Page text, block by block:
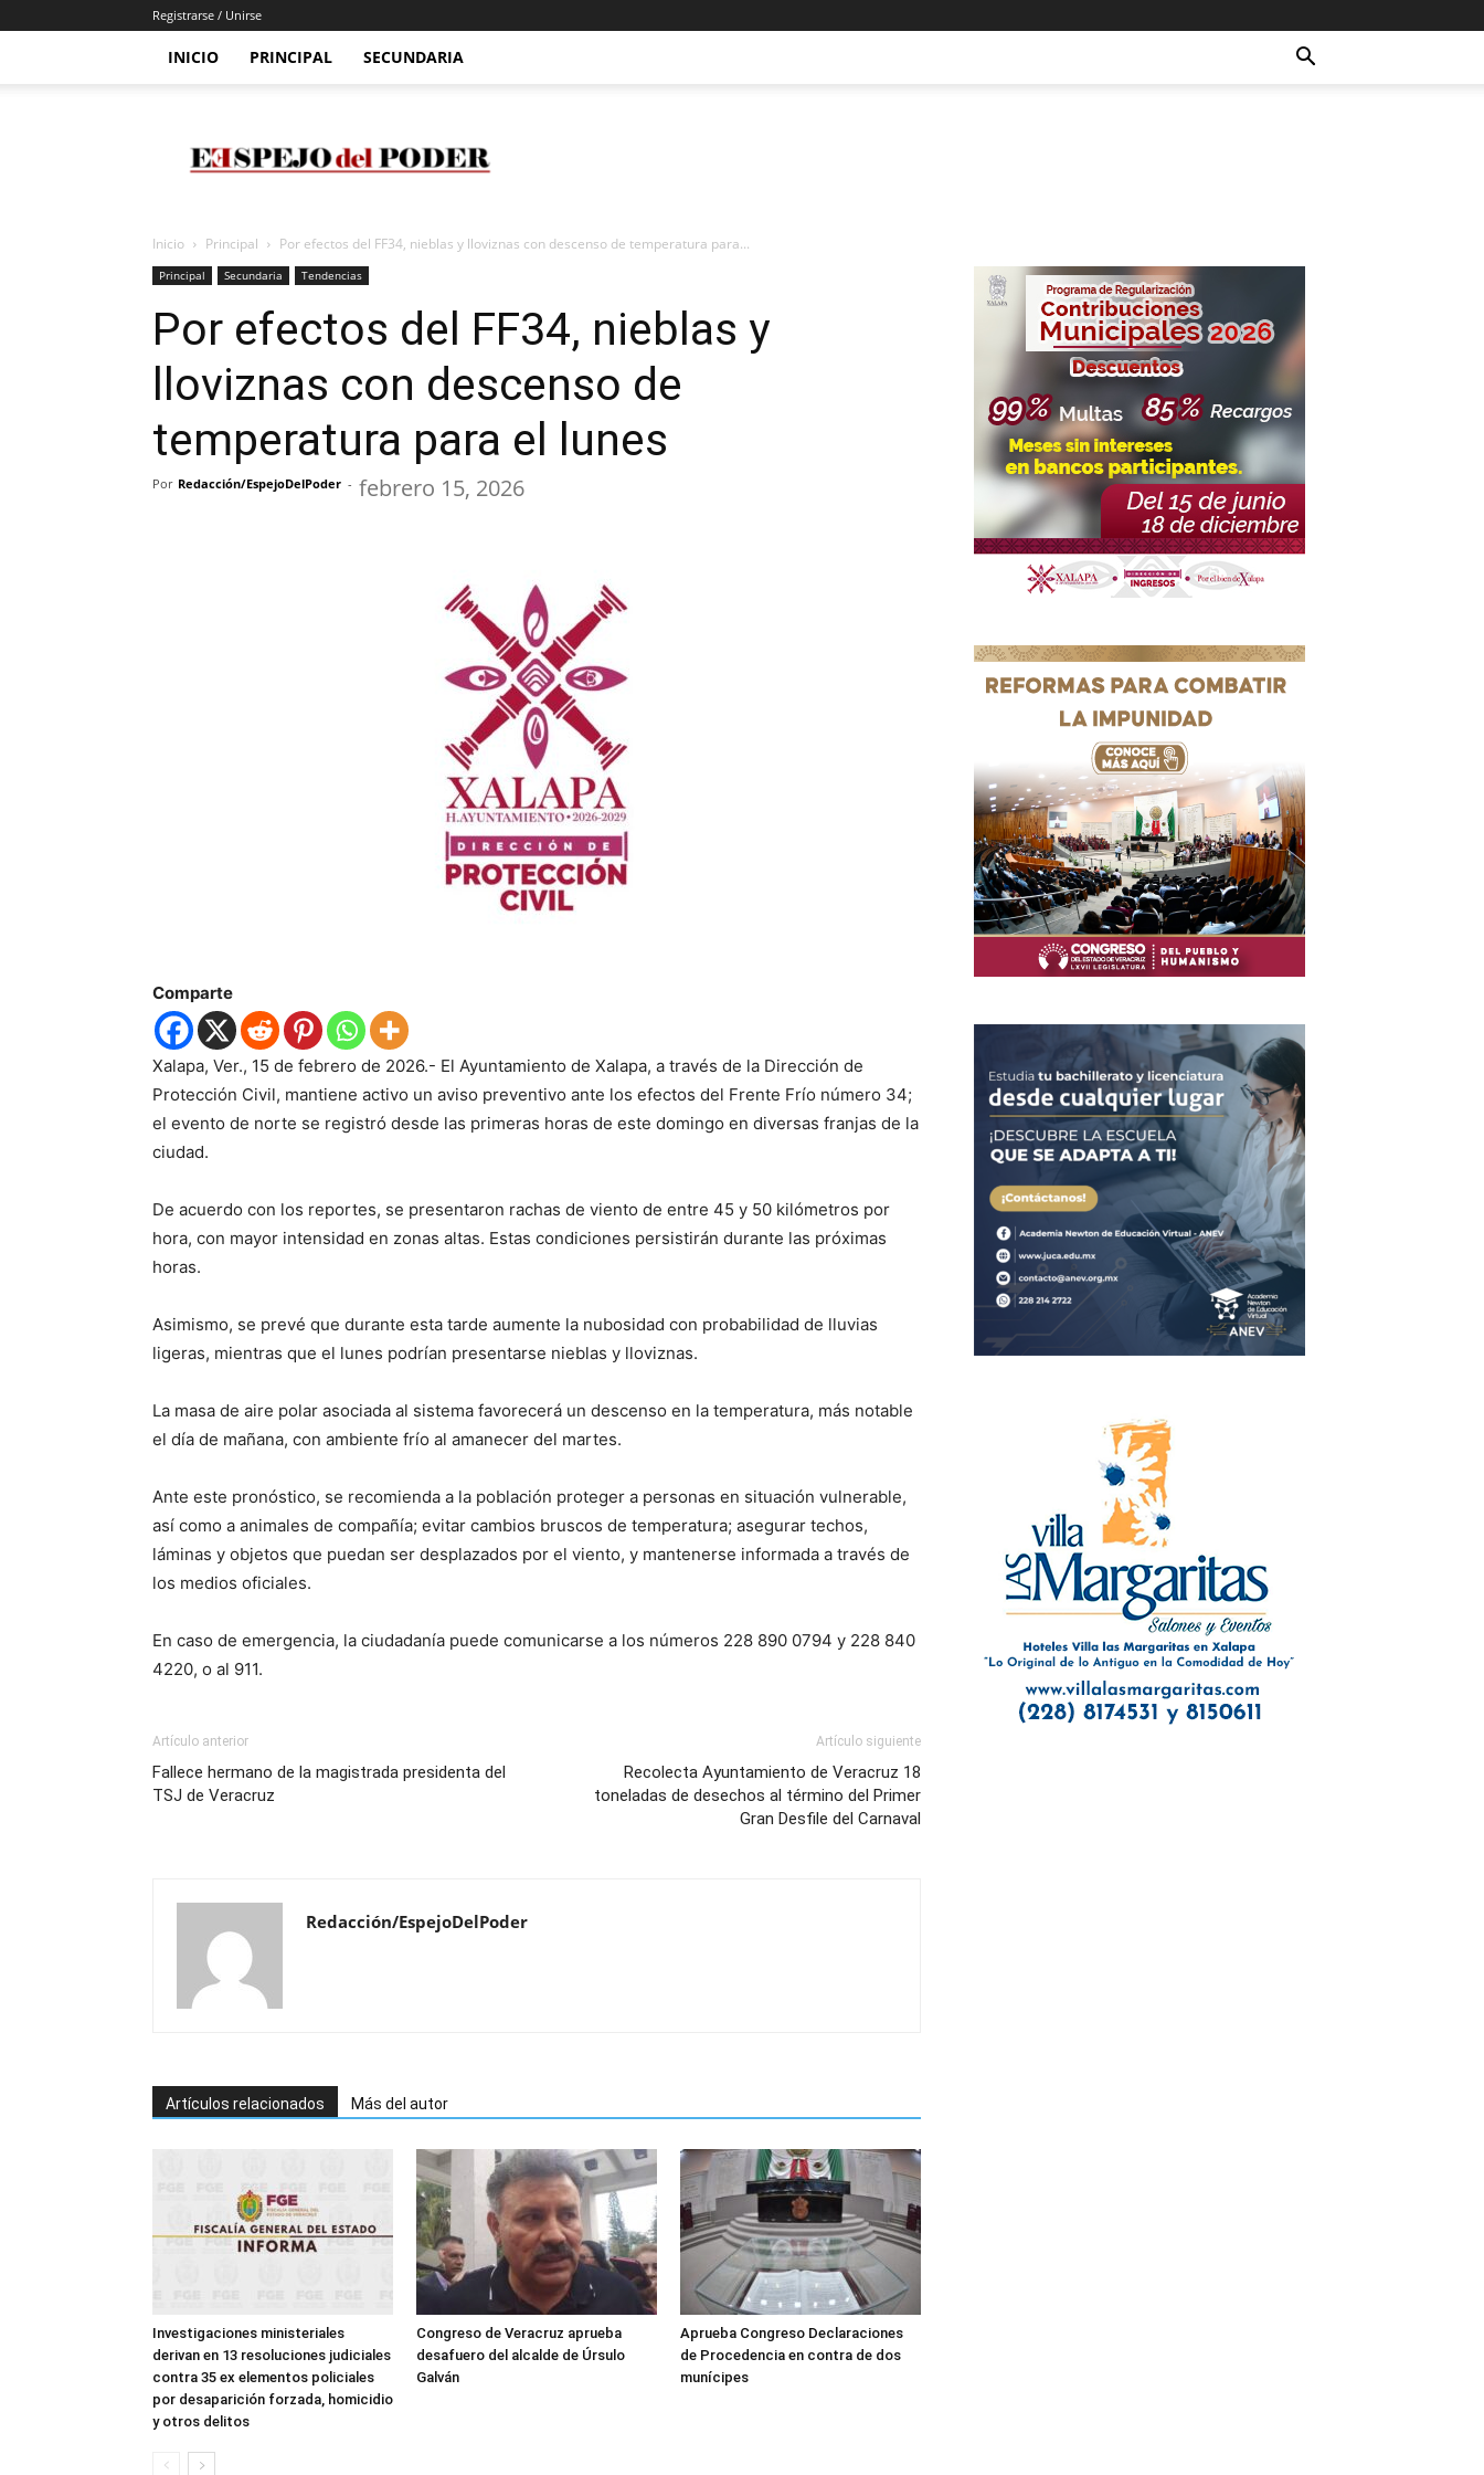
Registrarse / Unirse
INICIO PRINCIPAL SECUNDARIA
Del
Poder
Inicio Principal Por efectos del FF34, nieblas y lloviznas con descenso de temperatura para...
Principal Secundaria Tendencias
Por efectos del FF34, nieblas y
lloviznas con descenso de
temperatura para el lunes
Por Redacción/EspejoDelPoder - febrero 15, 2026
Comparte
Xalapa, Ver., 15 de febrero de 2026.- El Ayuntamiento de Xalapa, a través de la Dirección de
Protección Civil, mantiene activo un aviso preventivo ante los efectos del Frente Frío número 34;
el evento de norte se registró desde las primeras horas de este domingo en diversas franjas de la
ciudad.
De acuerdo con los reportes, se presentaron rachas de viento de entre 45 y 50 kilómetros por
hora, con mayor intensidad en zonas altas. Estas condiciones persistirán durante las próximas
horas.
Asimismo, se prevé que durante esta tarde aumente la nubosidad con probabilidad de lluvias
ligeras, mientras que el lunes podrían presentarse nieblas y lloviznas.
La masa de aire polar asociada al sistema favorecerá un descenso en la temperatura, más notable
el día de mañana, con ambiente frío al amanecer del martes.
Ante este pronóstico, se recomienda a la población proteger a personas en situación vulnerable,
así como a animales de compañía; evitar cambios bruscos de temperatura; asegurar techos,
láminas y objetos que puedan ser desplazados por el viento, y mantenerse informada a través de
los medios oficiales.
En caso de emergencia, la ciudadanía puede comunicarse a los números 228 890 0794 y 228 840
4220, o al 911.
Artículo anterior
Fallece hermano de la magistrada presidenta del
TSJ de Veracruz
Artículo siguiente
Recolecta Ayuntamiento de Veracruz 18
toneladas de desechos al término del Primer
Gran Desfile del Carnaval
Redacción/EspejoDelPoder
Artículos relacionados Más del autor
Investigaciones ministeriales
derivan en 13 resoluciones judiciales
contra 35 ex elementos policiales
por desaparición forzada, homicidio
y otros delitos
Congreso de Veracruz aprueba
desafuero del alcalde de Úrsulo
Galván
Aprueba Congreso Declaraciones
de Procedencia en contra de dos
munícipes